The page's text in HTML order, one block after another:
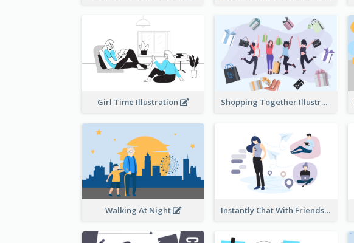
Girl Time Illustration Shopping Together Illustration
Walking At Night Instantly Chat With Friends Illustration